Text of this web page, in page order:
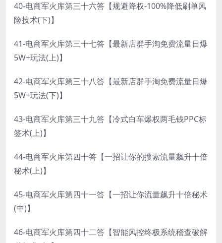
40-电商军火库第三十六答【规避降权-100%降低刷单风
险技术(下)】
41-电商军火库第三十七答【最新店群手淘免费流量日爆
5W+玩法(上)】
42-电商军火库第三十八答【最新店群手淘免费流量日爆
5W+玩法(下)】
43-电商军火库第三十九答【冷式白车爆权两毛钱PPC标
签术(上)】
44-电商军火库第四十答【一招让你的搜索流量飙升十倍
秘术(上)】
45-电商军火库第四十一答【一招让你流量飙升十倍秘术
(中)】
46-电商军火库第四十二答【智能风控终极系统稽查破解